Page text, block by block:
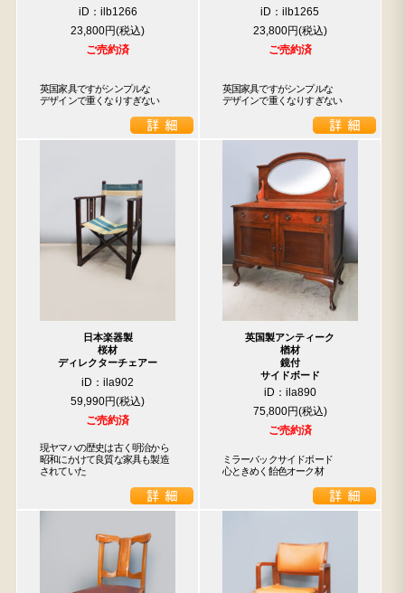
iD：ilb1266
23,800円
ご売約済
英国家具ですがシンプルな
デザインで重くなりすぎない
iD：ilb1265
23,800円
ご売約済
英国家具ですがシンプルな
デザインで重くなりすぎない
日本楽器製
桜材
ディレクターチェアー
iD：ila902
59,990円
ご売約済
現ヤマハの歴史は古く明治から
昭和にかけて良質な家具も製造
されていた
英国製アンティーク
楢材
鏡付
サイドボード
iD：ila890
75,800円
ご売約済
ミラーバックサイドボード
心ときめく飴色オーク材